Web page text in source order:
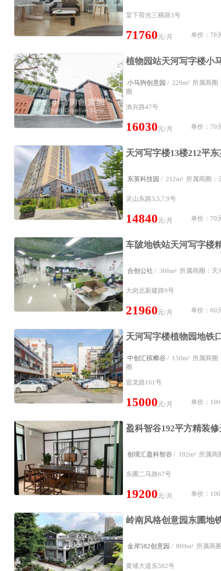
棠下荷光三横路3号
71760元/月 单价：78
小马驹创意园 / 229m² 所属商圈
圈
渔兴路47号
16030元/月 单价：70
东英科技园 / 212m² 所属商圈：
灵山东路3,5,7,9号
14840元/月 单价：70
合创公社 / 366m² 所属商圈：天
大岗北新建路9号
21960元/月 单价：60
中创汇槟榔谷 / 150m² 所属商圈
圈
迎龙路161号
15000元/月 单价：100
创境汇盈科智谷 / 192m² 所属商
东圃二马路67号
19200元/月 单价：100
金岸582创意园 / 869m² 所属商
黄埔大道东582号